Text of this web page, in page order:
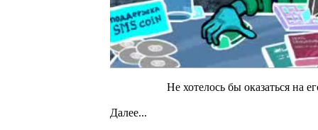
Не хотелось бы оказаться на
Далее...